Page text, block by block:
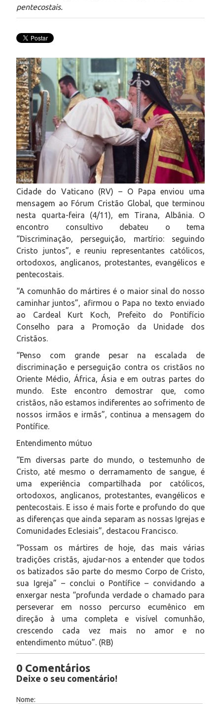
pentecostais.
Cidade do Vaticano (RV) – O Papa enviou uma
mensagem ao Fórum Cristão Global, que terminou
nesta quarta-feira (4/11), em Tirana, Albânia. O
encontro consultivo debateu o tema
“Discriminação, perseguição, martírio: seguindo
Cristo juntos”, e reuniu representantes católicos,
ortodoxos, anglicanos, protestantes, evangélicos e
pentecostais.
“A comunhão do mártires é o maior sinal do nosso
caminhar juntos”, afirmou o Papa no texto enviado
ao Cardeal Kurt Koch, Prefeito do Pontifício
Conselho para a Promoção da Unidade dos
Cristãos.
“Penso com grande pesar na escalada de
discriminação e perseguição contra os cristãos no
Oriente Médio, África, Ásia e em outras partes do
mundo. Este encontro demostrar que, como
cristãos, não estamos indiferentes ao sofrimento de
nossos irmãos e irmãs”, continua a mensagem do
Pontífice.
Entendimento mútuo
“Em diversas parte do mundo, o testemunho de
Cristo, até mesmo o derramamento de sangue, é
uma experiência compartilhada por católicos,
ortodoxos, anglicanos, protestantes, evangélicos e
pentecostais. E isso é mais forte e profundo do que
as diferenças que ainda separam as nossas Igrejas e
Comunidades Eclesiais”, destacou Francisco.
“Possam os mártires de hoje, das mais várias
tradições cristãs, ajudar-nos a entender que todos
os batizados são parte do mesmo Corpo de Cristo,
sua Igreja” – conclui o Pontífice – convidando a
enxergar nesta “profunda verdade o chamado para
perseverar em nosso percurso ecumênico em
direção à uma completa e visível comunhão,
crescendo cada vez mais no amor e no
entendimento mútuo”. (RB)
0 Comentários
Deixe o seu comentário!
Nome: